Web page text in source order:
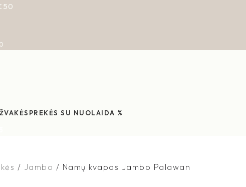
PREKĖS SU NUOLAIDA %
Jambo Namų kvapas Jambo Palawan